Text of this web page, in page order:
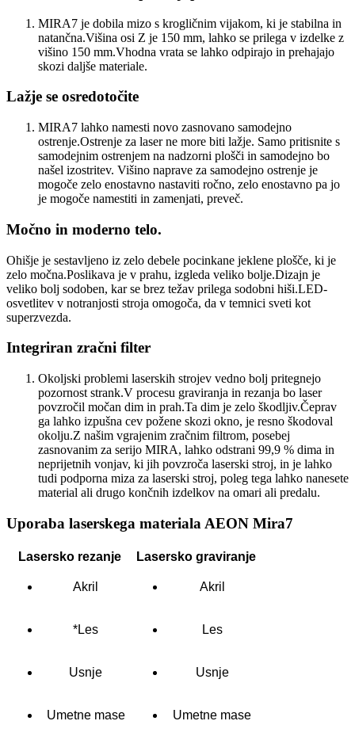
MIRA7 je dobila mizo s krogličnim vijakom, ki je stabilna in
natančna.Višina osi Z je 150 mm, lahko se prilega v izdelke z
višino 150 mm.Vhodna vrata se lahko odpirajo in prehajajo
skozi daljše materiale.
Lažje se osredotočite
MIRA7 lahko namesti novo zasnovano samodejno
ostrenje.Ostrenje za laser ne more biti lažje. Samo pritisnite s
samodejnim ostrenjem na nadzorni plošči in samodejno bo
našel izostritev. Višino naprave za samodejno ostrenje je
mogoče zelo enostavno nastaviti ročno, zelo enostavno pa jo
je mogoče namestiti in zamenjati, preveč.
Močno in moderno telo.
Ohišje je sestavljeno iz zelo debele pocinkane jeklene plošče, ki je
zelo močna.Poslikava je v prahu, izgleda veliko bolje.Dizajn je
veliko bolj sodoben, kar se brez težav prilega sodobni hiši.LED-
osvetlitev v notranjosti stroja omogoča, da v temnici sveti kot
superzvezda.
Integriran zračni filter
Okoljski problemi laserskih strojev vedno bolj pritegnejo
pozornost strank.V procesu graviranja in rezanja bo laser
povzročil močan dim in prah.Ta dim je zelo škodljiv.Čeprav
ga lahko izpušna cev požene skozi okno, je resno škodoval
okolju.Z našim vgrajenim zračnim filtrom, posebej
zasnovanim za serijo MIRA, lahko odstrani 99,9 % dima in
neprijetnih vonjav, ki jih povzroča laserski stroj, in je lahko
tudi podporna miza za laserski stroj, poleg tega lahko nanesete
material ali drugo končnih izdelkov na omari ali predalu.
Uporaba laserskega materiala AEON Mira7
Lasersko rezanje Lasersko graviranje
Akril Akril
*Les Les
Usnje Usnje
Umetne mase Umetne mase